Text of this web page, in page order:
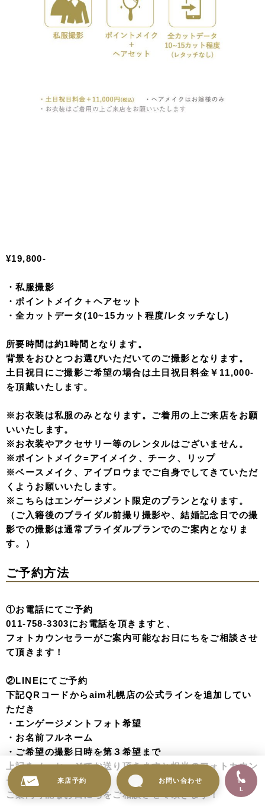
¥19,800-
・私服撮影
・ポイントメイク＋ヘアセット
・全カットデータ(10~15カット程度/レタッチなし)
所要時間は約1時間となります。
背景をおひとつお選びいただいてのご撮影となります。
土日祝日にご撮影ご希望の場合は土日祝日料金￥11,000-
を頂戴いたします。
※お衣装は私服のみとなります。ご着用の上ご来店をお願
いいたします。
※お衣装やアクセサリー等のレンタルはございません。
※ポイントメイク=アイメイク、チーク、リップ
※ベースメイク、アイブロウまでご自身でしてきていただ
くようお願いいたします。
※こちらはエンゲージメント限定のプランとなります。
（ご入籍後のブライダル前撮り撮影や、結婚記念日での撮
影での撮影は通常ブライダルプランでのご案内となりま
す。）
ご予約方法
①お電話にてご予約
011-758-3303にお電話を頂きますと、
フォトカウンセラーがご案内可能なお日にちをご相談させ
て頂きます！
②LINEにてご予約
下記QRコードからaim札幌店の公式ラインを追加してい
ただき
・エンゲージメントフォト希望
・お名前フルネーム
・ご希望の撮影日時を第３希望まで
上記をメッセージでお送り頂きますと担当のフォトカウン
セラーが
ご案内可能なお日にちをご相談させて頂きます！
来店予約 お問い合わせ
TE
L